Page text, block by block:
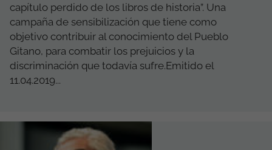
capítulo perdido de los libros de historia”. Una
campaña de sensibilización que tiene como
objetivo contribuir al conocimiento del Pueblo
Gitano, para combatir los prejuicios y la
discriminación que todavía sufre.Emitido el
11.04.2019...